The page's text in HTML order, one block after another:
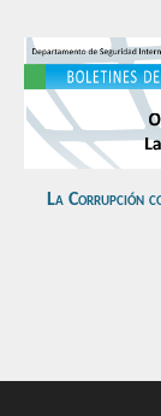
La Corrupción